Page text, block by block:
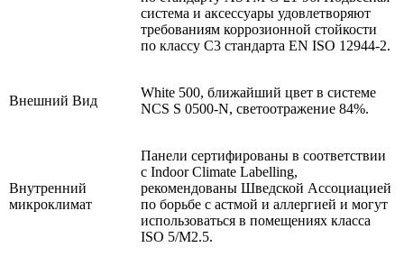
система и аксессуары удовлетворяют
требованиям коррозионной стойкости
по классу С3 стандарта EN ISO 12944-2.
Внешний Вид
White 500, ближайший цвет в системе
NCS S 0500-N, светоотражение 84%.
Внутренний
микроклимат
Панели сертифированы в соответствии
с Indoor Climate Labelling,
рекомендованы Шведской Ассоциацией
по борьбе с астмой и аллергией и могут
использоваться в помещениях класса
ISO 5/M2.5.